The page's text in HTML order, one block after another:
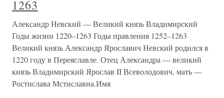
1263
Александр Невский — Великий князь Владимирский
Годы жизни 1220–1263 Годы правления 1252–1263
Великий князь Александр Ярославич Невский родился в
1220 году в Переяславле. Отец Александра — великий
князь Владимирский Ярослав II Всеволодович, мать —
Ростислава Мстиславна.Имя